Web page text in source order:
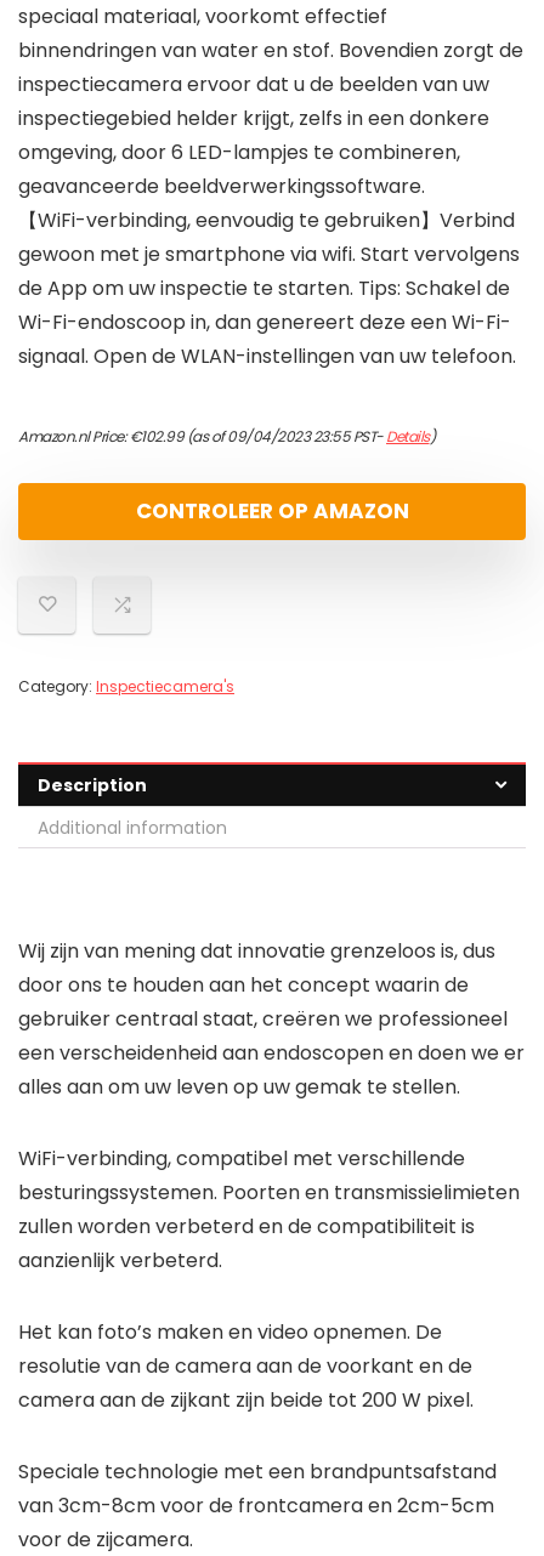
speciaal materiaal, voorkomt effectief
binnendringen van water en stof. Bovendien zorgt de
inspectiecamera ervoor dat u de beelden van uw
inspectiegebied helder krijgt, zelfs in een donkere
omgeving, door 6 LED-lampjes te combineren,
geavanceerde beeldverwerkingssoftware.
【WiFi-verbinding, eenvoudig te gebruiken】Verbind
gewoon met je smartphone via wifi. Start vervolgens
de App om uw inspectie te starten. Tips: Schakel de
Wi-Fi-endoscoop in, dan genereert deze een Wi-Fi-
signaal. Open de WLAN-instellingen van uw telefoon.
Amazon.nl Price:€102.99(as of 09/04/2023 23:55 PST-Details)
CONTROLEER OP AMAZON
Category: Inspectiecamera's
Description
Additional information
Wij zijn van mening dat innovatie grenzeloos is, dus
door ons te houden aan het concept waarin de
gebruiker centraal staat, creëren we professioneel
een verscheidenheid aan endoscopen en doen we er
alles aan om uw leven op uw gemak te stellen.
WiFi-verbinding, compatibel met verschillende
besturingssystemen. Poorten en transmissielimieten
zullen worden verbeterd en de compatibiliteit is
aanzienlijk verbeterd.
Het kan foto’s maken en video opnemen. De
resolutie van de camera aan de voorkant en de
camera aan de zijkant zijn beide tot 200 W pixel.
Speciale technologie met een brandpuntsafstand
van 3cm-8cm voor de frontcamera en 2cm-5cm
voor de zijcamera.